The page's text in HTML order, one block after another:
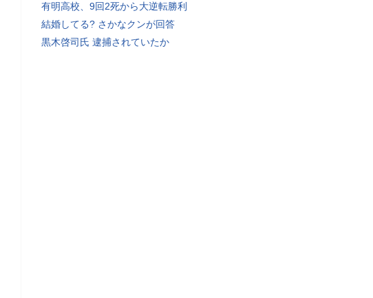
有明高校、9回2死から大逆転勝利
結婚してる? さかなクンが回答
黒木啓司氏 逮捕されていたか